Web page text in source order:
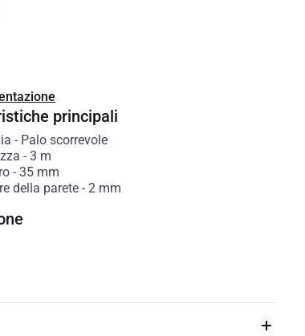
principali
- Palo scorrevole
- 3 m
- 35 mm
della parete- 2 mm